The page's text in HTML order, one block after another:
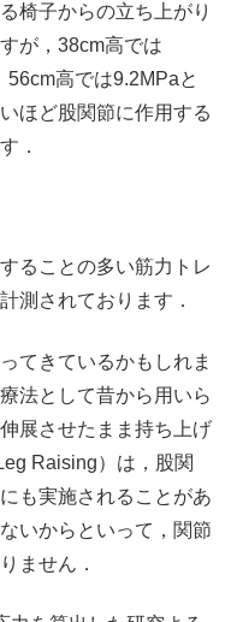
椅子からの立ち上がり
が，38cm高では
高では9.2MPaと
ほど股関節に作用する
．
ることの多い筋力トレ
測されております．
てきているかもしれま
法として昔から用いら
展させたまま持ち上げ
Raising）は，股関
も実施されることがあ
いからといって，関節
ません．